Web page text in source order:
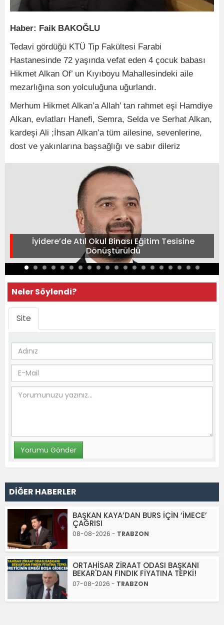
Haber: Faik BAKOĞLU
Tedavi gördüğü KTÜ Tip Fakültesi Farabi
Hastanesinde 72 yaşında vefat eden 4 çocuk babası
Hikmet Alkan Of’ un Kıyıboyu Mahallesindeki aile
mezarlığına son yolculuğuna uğurlandı.
Merhum Hikmet Alkan’a Allah’ tan rahmet eşi Hamdiye
Alkan, evlatları Hanefi, Semra, Selda ve Serhat Alkan,
kardeşi Ali ;İhsan Alkan’a tüm ailesine, sevenlerine,
dost ve yakınlarına başsağlığı ve sabır dileriz
İyidere’de Atıl Okul Binası Eğitim Tesisine
Dönüştürüldü
Neler Söylendi?
Site
DİĞER HABERLER
BAŞKAN KAYA’DAN BURS İÇİN ‘İMECE’
ÇAĞRISI
08-08-2026 - TRABZON
ORTAHİSAR ZİRAAT ODASI BAŞKANI
BEKAR'DAN FINDIK FİYATINA TEPKİ!
07-08-2026 - TRABZON